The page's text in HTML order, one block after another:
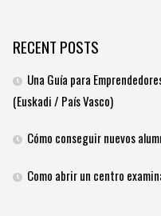
RECENT POSTS
Una Guía para
(Euskadi / País Vasco)
Cómo conseguir nuevos
Como abrir un centro